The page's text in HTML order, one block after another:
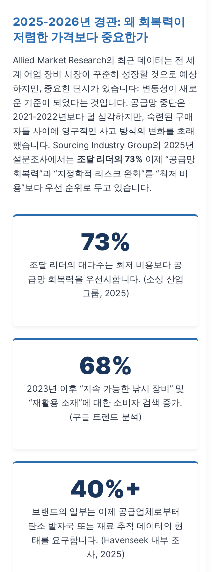
2025-2026년 경관: 왜 회복력이
저렴한 가격보다 중요한가
Allied Market Research의 최근 데이터는 전 세
계 어업 장비 시장이 꾸준히 성장할 것으로 예상
하지만, 중요한 단서가 있습니다: 변동성이 새로
운 기준이 되었다는 것입니다. 공급망 중단은
2021-2022년보다 덜 심각하지만, 숙련된 구매
자들 사이에 영구적인 사고 방식의 변화를 초래
했습니다. Sourcing Industry Group의 2025년
설문조사에서는 조달 리더의 73% 이제 “공급망
회복력”과 “지정학적 리스크 완화”를 “최저 비
용”보다 우선 순위로 두고 있습니다.
73%
조달 리더의 대다수는 최저 비용보다 공
급망 회복력을 우선시합니다. (소싱 산업
그룹, 2025)
68%
2023년 이후 “지속 가능한 낚시 장비” 및
“재활용 소재”에 대한 소비자 검색 증가.
(구글 트렌드 분석)
40%+
브랜드의 일부는 이제 공급업체로부터
탄소 발자국 또는 재료 추적 데이터의 형
태를 요구합니다. (Havenseek 내부 조
사, 2025)